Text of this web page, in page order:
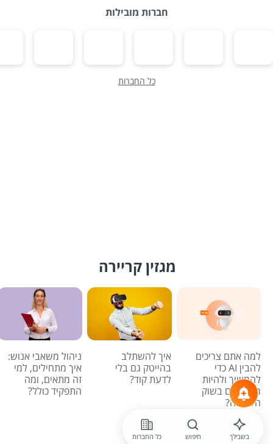
חברות מובילות
כל החברות
מגזין קריירה
למה אתם צריכים
להבין AI כדי
להמשיך ולהיות
רלוונטיים בשוק
העבודה?
איך להשתלב
בהייטק גם בלי
לדעת קוד?
ניהול משאבי אנוש:
איך מתחילים, למי
זה מתאים, ומה
התפקיד כולל?
לכל הכתבות
בשבילך חיפוש כל החברות